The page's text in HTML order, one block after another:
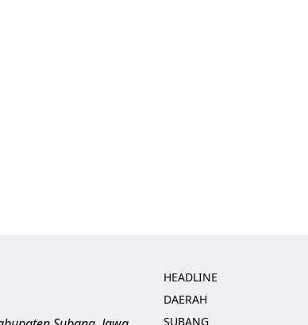
HEADLINE
DAERAH
SUBANG